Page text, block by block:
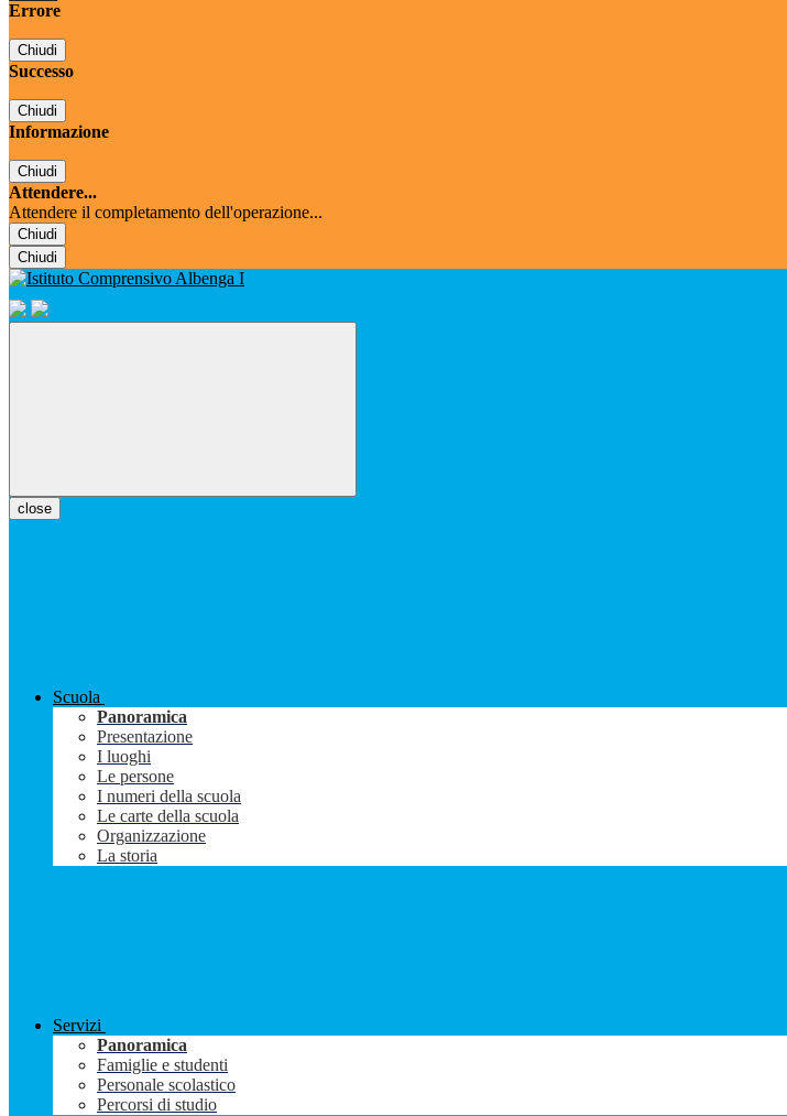
Errore
Chiudi
Successo
Chiudi
Informazione
Chiudi
Attendere...
Attendere il completamento dell'operazione...
Chiudi
Chiudi
close
Scuola
Panoramica
Presentazione
I luoghi
Le persone
I numeri della scuola
Le carte della scuola
Organizzazione
La storia
Servizi
Panoramica
Famiglie e studenti
Personale scolastico
Percorsi di studio